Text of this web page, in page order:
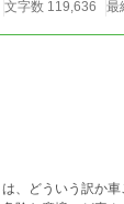
文字数 119,636 最
ういう訳か車ごと